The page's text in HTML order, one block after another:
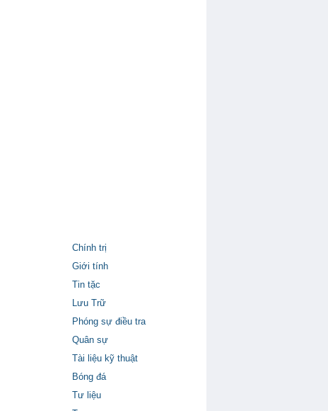
Chính trị
Giới tính
Tin tặc
Lưu Trữ
Phóng sự điều tra
Quân sự
Tài liệu kỹ thuật
Bóng đá
Tư liệu